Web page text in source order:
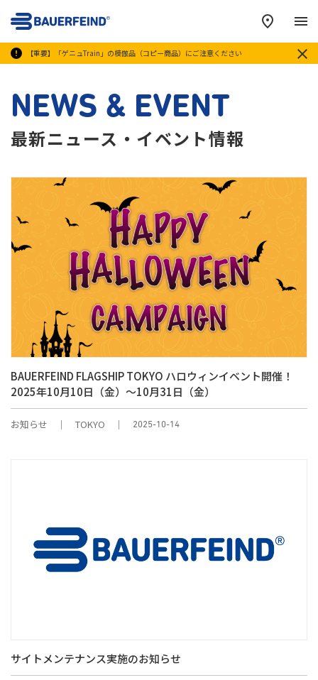
【重要】「ゲニュTrain」の模倣品（コピー商品）にご注意ください
メ
NEWS & EVENT
最新ニュース・イベント情報
BAUERFEIND FLAGSHIP TOKYO ハロウィンイベント開催！
2025年10月10日（金）～10月31日（金）
お知らせ TOKYO 2025-10-14
サイトメンテナンス実施のお知らせ